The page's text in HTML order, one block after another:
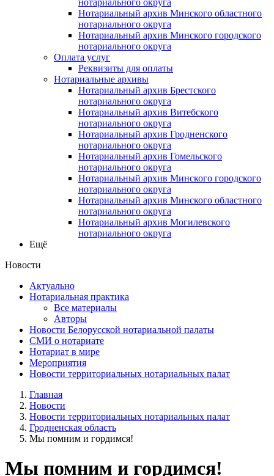
Нотариальный архив Минского областного
нотариального округа
Нотариальный архив Минского городского
нотариального округа
Оплата услуг
Реквизиты для оплаты
Нотариальные архивы
Нотариальный архив Брестского
нотариального округа
Нотариальный архив Витебского
нотариального округа
Нотариальный архив Гродненского
нотариального округа
Нотариальный архив Гомельского
нотариального округа
Нотариальный архив Минского городского
нотариального округа
Нотариальный архив Минского областного
нотариального округа
Нотариальный архив Могилевского
нотариального округа
Ещё
Новости
Актуально
Нотариальная практика
Все материалы
Авторы
Новости Белорусской нотариальной палаты
СМИ о нотариате
Нотариат в мире
Мероприятия
Новости территориальных нотариальных палат
Главная
Новости
Новости территориальных нотариальных палат
Гродненская область
Мы помним и гордимся!
Мы помним и гордимся!